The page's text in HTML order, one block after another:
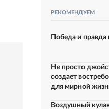
РЕКОМЕНДУЕМ
Победа и правда
Не просто
создает
для мирной
Воздушный